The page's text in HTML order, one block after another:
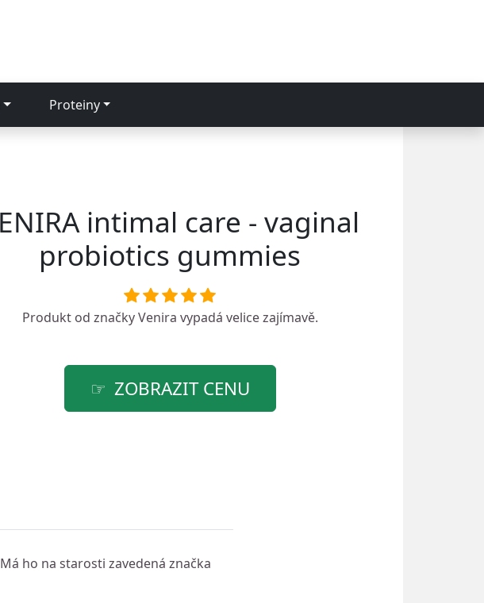
Proteiny
intimal care - vaginal
probiotics gummies
Produkt od značkyVenira vypadá velice zajímavě.
ZOBRAZIT CENU
ho na starosti zavedená značka